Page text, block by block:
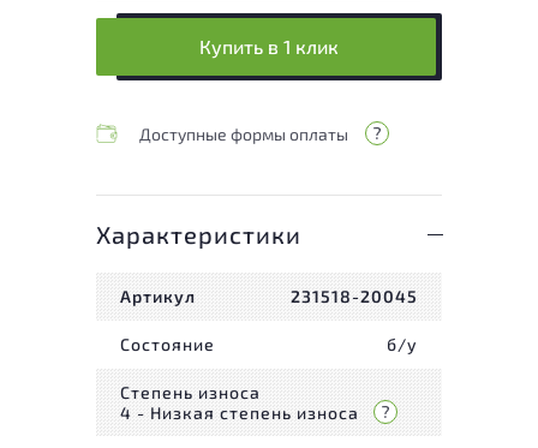
Купить в 1 клик
Доступные формы оплаты
Характеристики
Артикул 231518-20045
Состояние б/у
Степень износа
4 - Низкая степень износа